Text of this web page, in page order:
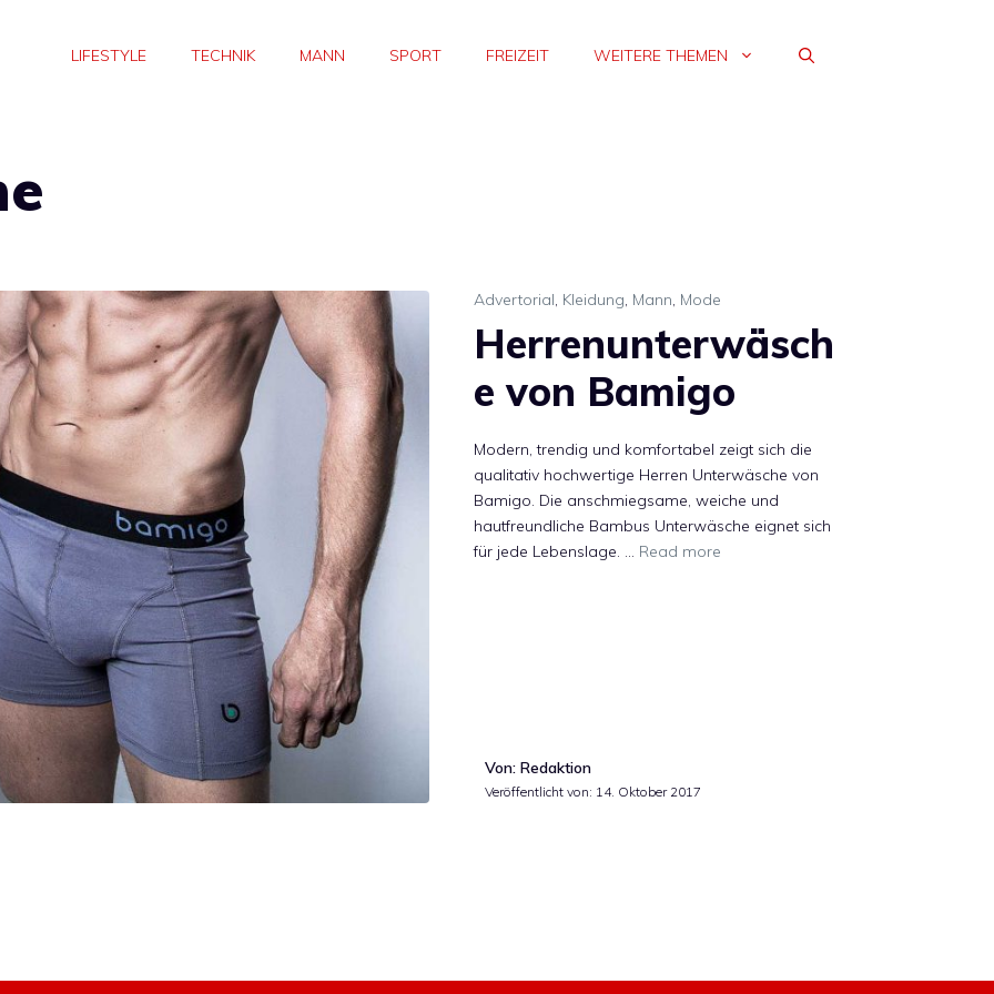
LIFESTYLE TECHNIK MANN SPORT FREIZEIT WEITERE THEMEN
Advertorial, Kleidung, Mann, Mode
Herrenunterwäsch
e von Bamigo
Modern, trendig und komfortabel zeigt sich die
qualitativ hochwertige Herren Unterwäsche von
Bamigo. Die anschmiegsame, weiche und
hautfreundliche Bambus Unterwäsche eignet sich
für jede Lebenslage. … Read more
Von: Redaktion
Veröffentlicht von: 14. Oktober 2017